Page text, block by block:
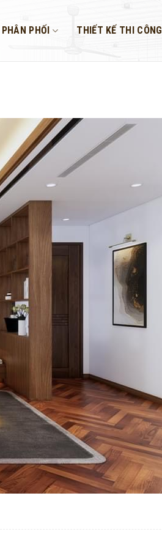
PHÂN PHỐI THIẾT KẾ THI CÔNG